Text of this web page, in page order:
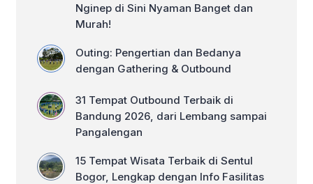
Nginep di Sini Nyaman Banget dan
Murah!
Outing: Pengertian dan Bedanya
dengan Gathering & Outbound
31 Tempat Outbound Terbaik di
Bandung 2026, dari Lembang sampai
Pangalengan
15 Tempat Wisata Terbaik di Sentul
Bogor, Lengkap dengan Info Fasilitas